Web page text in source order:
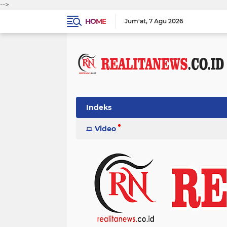
-->
HOME
Jum'at 7 Agu 2026
Indeks
Video